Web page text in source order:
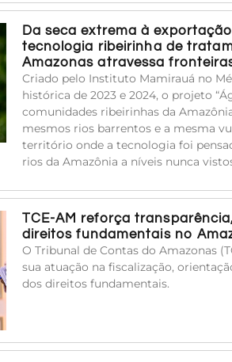
Da seca extrema à
tecnologia ribeirinha de
Amazonas atravessa
Criado pelo Instituto Mamirauá no
histórica de 2023 e 2024, o projeto
comunidades ribeirinhas da
mesmos rios barrentos e a mesma
território onde a tecnologia foi
rios da Amazônia a níveis nunca
TCE-AM reforça
direitos fundamentais no
O Tribunal de Contas do Amazonas
sua atuação na fiscalização,
dos direitos fundamentais.